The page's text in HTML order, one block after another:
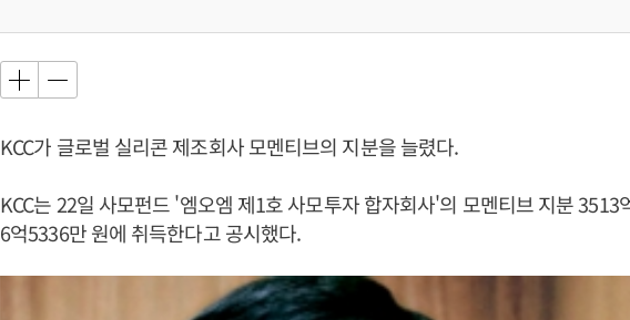
KCC가 글로벌 실리콘 제조회사 모멘티브의 지분을 늘렸다.
KCC는 22일 사모펀드 '엠오엠 제1호 사모투자 합자회사'의 모멘티브 지분 3513
6억5336만 원에 취득한다고 공시했다.